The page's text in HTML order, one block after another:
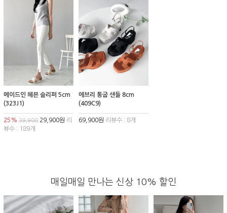
메이드인 헤븐 슬리퍼 5cm
(323J1)
25% 39,900 29,900원 리
뷰수 : 189개
에브리 통굽 샌들 8cm
(409C9)
69,900원 리뷰수 : 8개
매일매일 만나는 신상 10% 할인